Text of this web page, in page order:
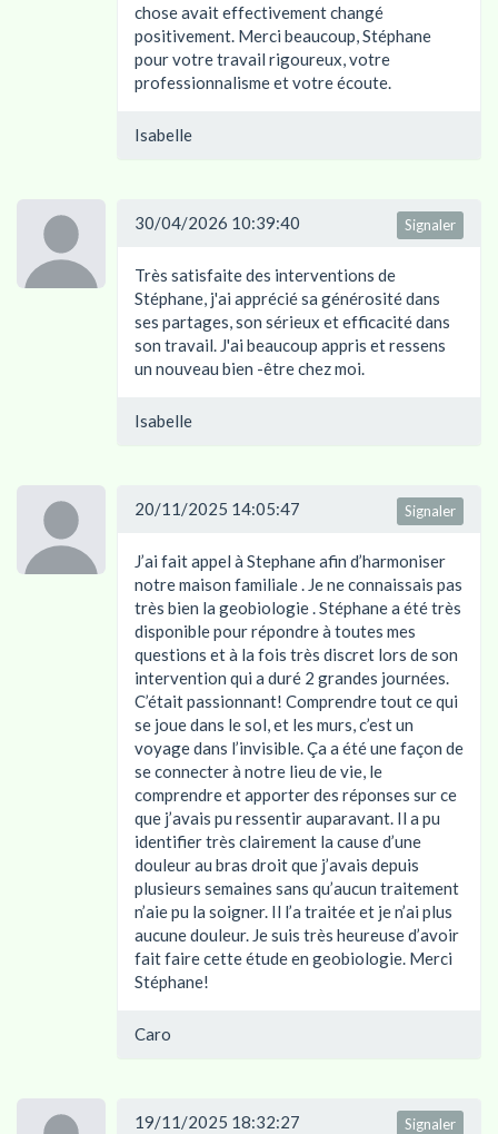
chose avait effectivement changé
positivement. Merci beaucoup, Stéphane
pour votre travail rigoureux, votre
professionnalisme et votre écoute.
Isabelle
Signaler
30/04/2026 10:39:40
Très satisfaite des interventions de
Stéphane, j'ai apprécié sa générosité dans
ses partages, son sérieux et efficacité dans
son travail. J'ai beaucoup appris et ressens
un nouveau bien -être chez moi.
Isabelle
Signaler
20/11/2025 14:05:47
J’ai fait appel à Stephane afin d’harmoniser
notre maison familiale . Je ne connaissais pas
très bien la geobiologie . Stéphane a été très
disponible pour répondre à toutes mes
questions et à la fois très discret lors de son
intervention qui a duré 2 grandes journées.
C’était passionnant! Comprendre tout ce qui
se joue dans le sol, et les murs, c’est un
voyage dans l’invisible. Ça a été une façon de
se connecter à notre lieu de vie, le
comprendre et apporter des réponses sur ce
que j’avais pu ressentir auparavant. Il a pu
identifier très clairement la cause d’une
douleur au bras droit que j’avais depuis
plusieurs semaines sans qu’aucun traitement
n’aie pu la soigner. Il l’a traitée et je n’ai plus
aucune douleur. Je suis très heureuse d’avoir
fait faire cette étude en geobiologie. Merci
Stéphane!
Caro
Signaler
19/11/2025 18:32:27